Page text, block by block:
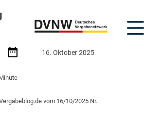
16. Oktober 2025
vom 16/10/2025 Nr.